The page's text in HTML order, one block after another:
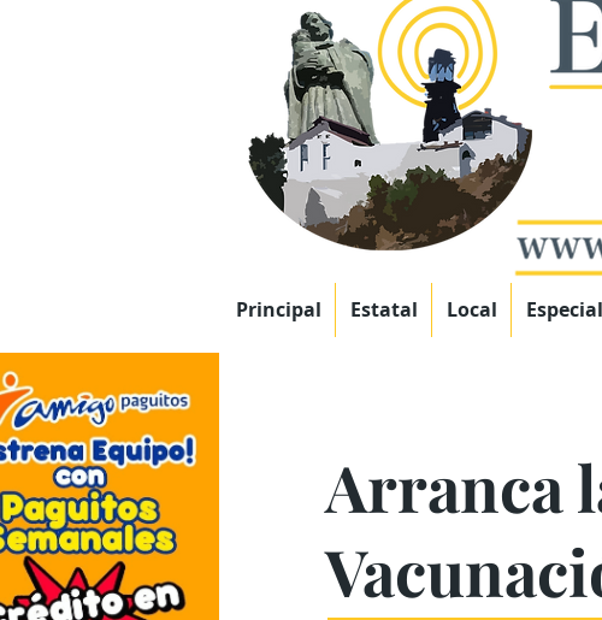
Principal Estatal Local
Arranca